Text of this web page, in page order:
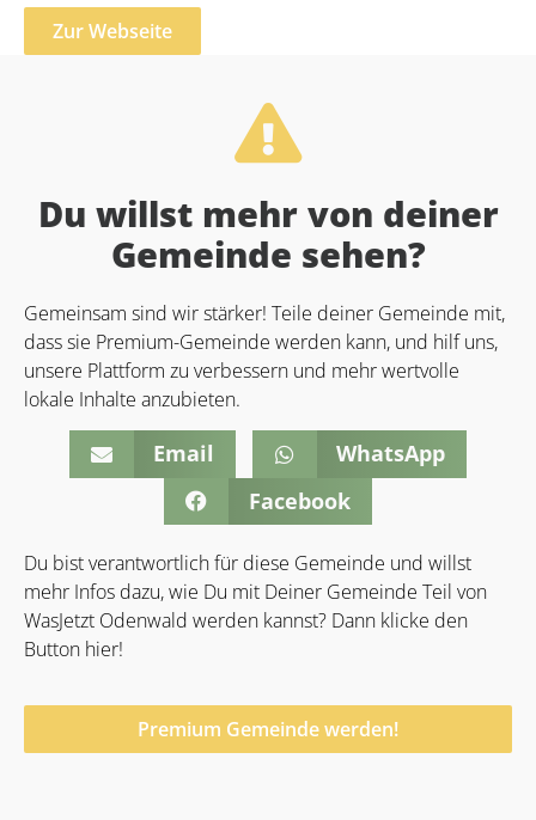
Zur Webseite
Du willst mehr von deiner
Gemeinde sehen?
Gemeinsam sind wir stärker! Teile deiner Gemeinde mit,
dass sie Premium-Gemeinde werden kann, und hilf uns,
unsere Plattform zu verbessern und mehr wertvolle
lokale Inhalte anzubieten.
Email
WhatsApp
Facebook
Du bist verantwortlich für diese Gemeinde und willst
mehr Infos dazu, wie Du mit Deiner Gemeinde Teil von
WasJetzt Odenwald werden kannst? Dann klicke den
Button hier!
Premium Gemeinde werden!